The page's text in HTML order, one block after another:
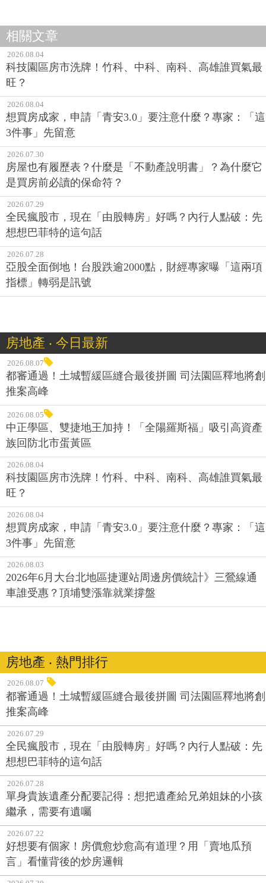
相關文章
2026.08.04
科技園區房市洗牌！竹科、中科、南科、高雄誰買氣最
旺？
2026.08.04
想買房成家，申請「青安3.0」要注意什麼？專家：「這
3件事」先留意
2026.07.30
房屋也有履歷表？什麼是「不動產說明書」？為什麼它
是買房前必讀的保命符？
2026.07.29
全民瘋股市，現在「由股轉房」好嗎？內行人點破：先
想想巴菲特的這句話
2026.07.28
亞股全面倒地！台股跌逾2000點，財經專家曝「這兩項
指標」轉弱是訊號
房地產 ‧ 今日最新
2026.08.07
都審通過！土城暫緩區縫合最後拼圖 司法園區釋地將創
推案高峰
2026.08.05
中正學區、雙捷地王加持！「全陽羅斯福」吸引高資產
族回防北市蛋黃區
2026.08.04
科技園區房市洗牌！竹科、中科、南科、高雄誰買氣最
旺？
2026.08.04
想買房成家，申請「青安3.0」要注意什麼？專家：「這
3件事」先留意
2026.08.03
2026年6月大台北地區捷運站周邊房價統計》三鶯線通
車誰受惠？頂埔雙漲靠就業撐盤
房地產 ‧ 熱門排行
2026.08.07
都審通過！土城暫緩區縫合最後拼圖 司法園區釋地將創
推案高峰
2026.07.29
全民瘋股市，現在「由股轉房」好嗎？內行人點破：先
想想巴菲特的這句話
2026.07.28
單身貴族遺產分配要記得：想把遺產給兄弟姐妹的小孩
繼承，需要有遺囑
2026.07.22
好想要有個家！房價愈炒愈高有道理？用「賣地瓜預
言」看懂背後的炒房邏輯